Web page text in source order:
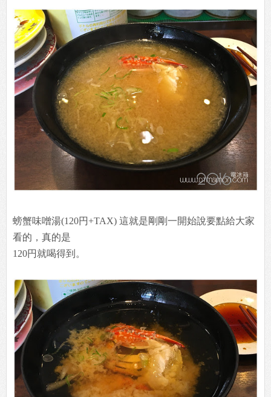
螃蟹味噌湯(120円+TAX) 這就是剛剛一開始說要點給大家
看的，真的是
120円就喝得到。